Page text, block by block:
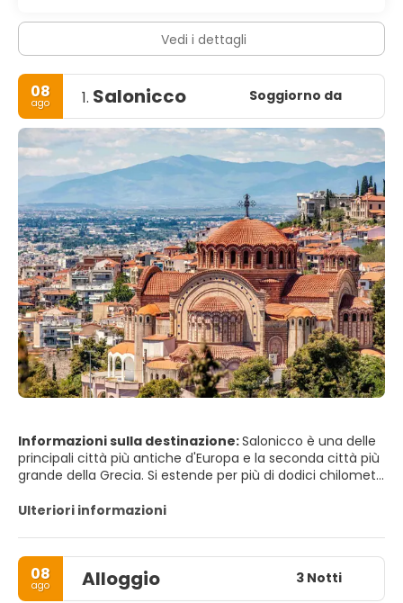
Vedi i dettagli
08
ago 1. Salonicco Soggiorno da
Informazioni sulla destinazione:Salonicco è una delle
principali città più antiche d'Europa e la seconda città più
grande della Grecia. Si estende per più di dodici chilometri
baia che si apre nel Golfo di Thermaikos. È una città
comunicazione del Mediterraneo. Il grande incendio del
1917 distrusse gran parte del centro storico della città, e
un terremoto nel 1968 lo lasciò ancora più danneggiato.
Ulteriori informazioni
08
ago Alloggio 3 Notti